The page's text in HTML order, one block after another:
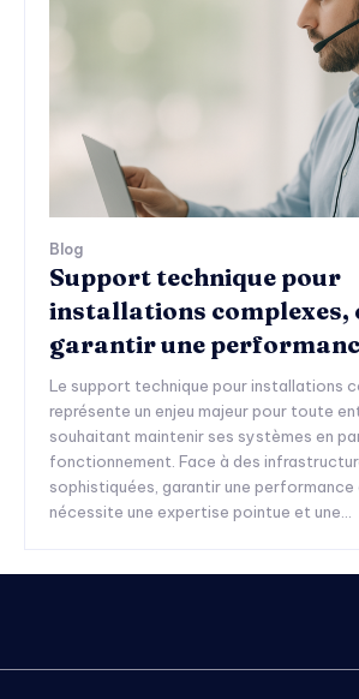
Blog
Support technique pour
installations complexes,
garantir une
Le support technique pour installations
représente un enjeu majeur pour toute
souhaitant maintenir ses systèmes en
fonctionnement. Face à des
sophistiquées, garantir une
nécessite une expertise pointue et une...